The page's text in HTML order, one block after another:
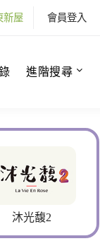
新屋 會員登入
進階搜尋
君邑羅浮